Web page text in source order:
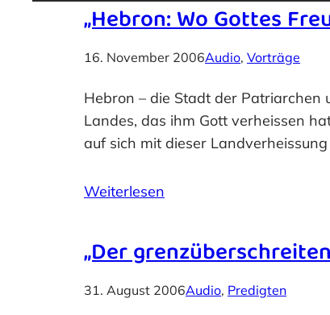
„Hebron: Wo Gottes
16. November 2006Audio, Vorträge
Hebron – die Stadt der
Landes, das ihm Gott verheissen
auf sich mit dieser
Weiterlesen
„Der
31. August 2006Audio, Predigten